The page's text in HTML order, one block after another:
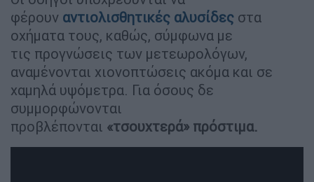
φέρουν αντιολισθητικές αλυσίδες στα
οχήματα τους, καθώς, σύμφωνα με
τις προγνώσεις των μετεωρολόγων,
αναμένονται χιονοπτώσεις ακόμα και σε
χαμηλά υψόμετρα. Για όσους δε
συμμορφώνονται
προβλέπονται «τσουχτερά» πρόστιμα.